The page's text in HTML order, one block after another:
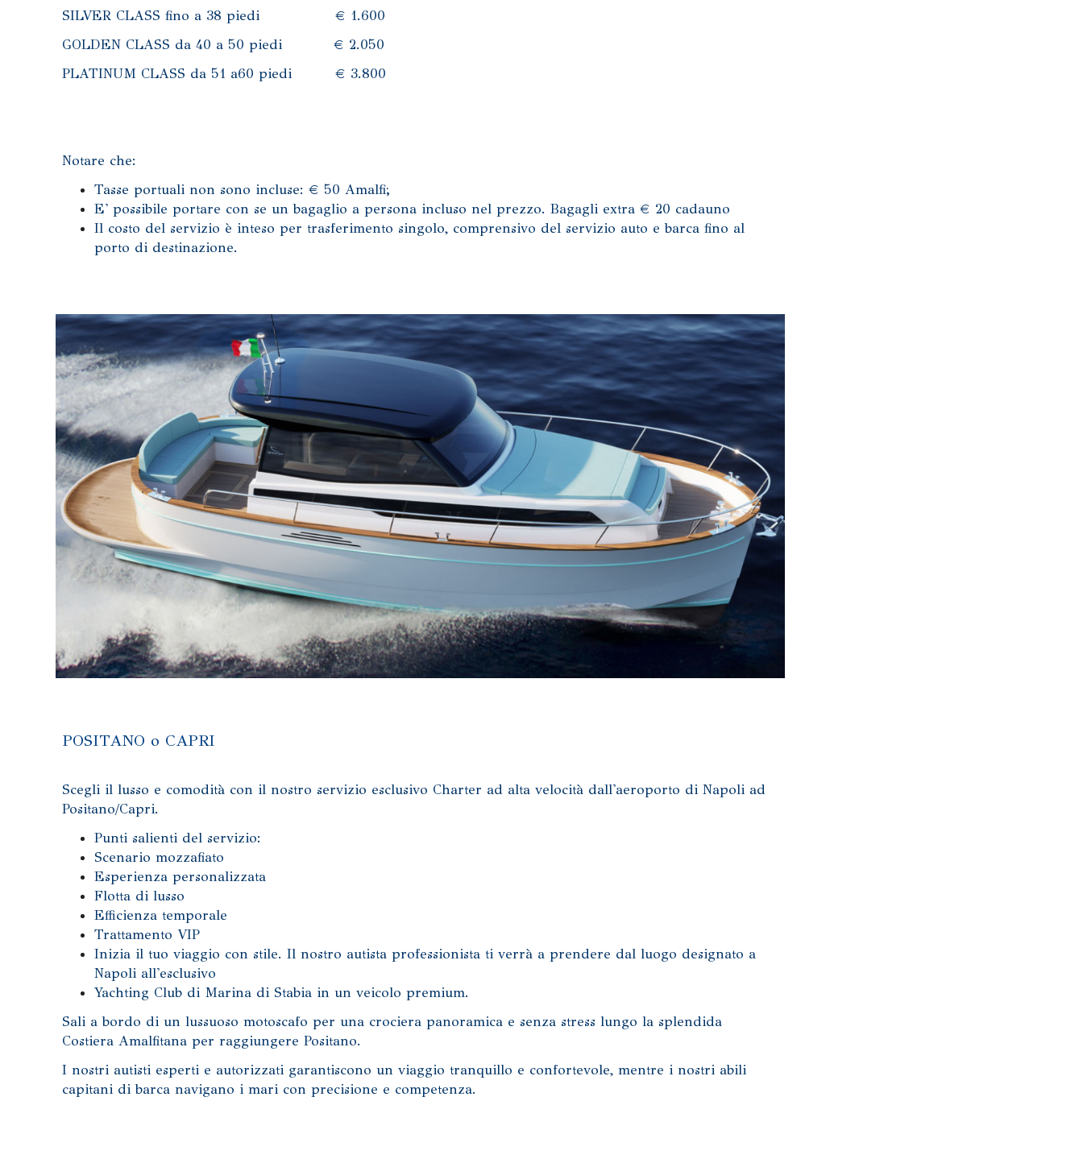
SILVER CLASS fino a 38 piedi € 1.600
GOLDEN CLASS da 40 a 50 piedi € 2.050
PLATINUM CLASS da 51 a60 piedi € 3.800
Notare che:
Tasse portuali non sono incluse: € 50 Amalfi;
E' possibile portare con se un bagaglio a persona incluso nel prezzo. Bagagli extra € 20 cadauno
Il costo del servizio è inteso per trasferimento singolo, comprensivo del servizio auto e barca fino al
porto di destinazione.
POSITANO o CAPRI
Scegli il lusso e comodità con il nostro servizio esclusivo Charter ad alta velocità dall'aeroporto di Napoli ad
Positano/Capri.
Punti salienti del servizio:
Scenario mozzafiato
Esperienza personalizzata
Flotta di lusso
Efficienza temporale
Trattamento VIP
Inizia il tuo viaggio con stile. Il nostro autista professionista ti verrà a prendere dal luogo designato a
Napoli all'esclusivo
Yachting Club di Marina di Stabia in un veicolo premium.
Sali a bordo di un lussuoso motoscafo per una crociera panoramica e senza stress lungo la splendida
Costiera Amalfitana per raggiungere Positano.
I nostri autisti esperti e autorizzati garantiscono un viaggio tranquillo e confortevole, mentre i nostri abili
capitani di barca navigano i mari con precisione e competenza.